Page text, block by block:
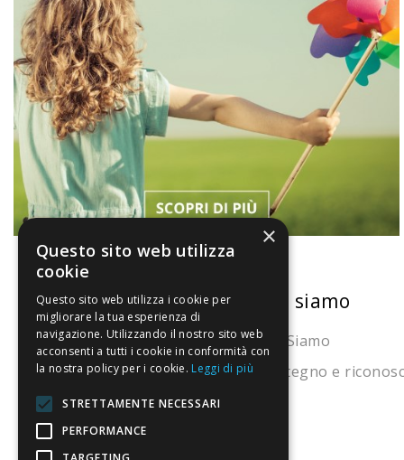
La nostra convenienza
Il risparmio che fa ambiente
Il nostro manifesto
Il blog
Perché fidarti
Chi siamo
Chi Siamo
Sostegno e
×
Questo sito web utilizza
cookie
Questo sito web utilizza i cookie per
migliorare la tua esperienza di
navigazione. Utilizzando il nostro sito web
acconsenti a tutti i cookie in conformità con
la nostra policy per i cookie. Leggi di più
STRETTAMENTE NECESSARI
PERFORMANCE